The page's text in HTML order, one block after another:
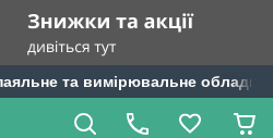
та вимірювальне